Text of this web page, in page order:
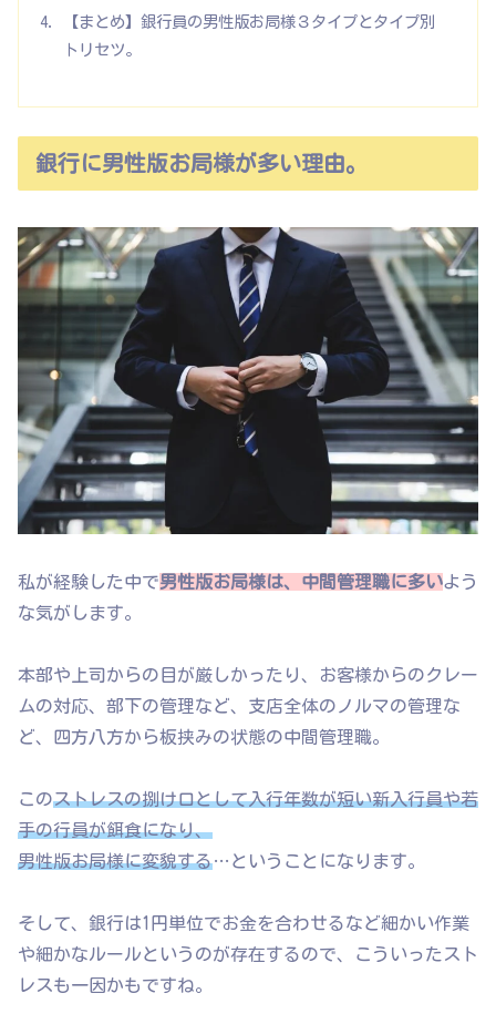
【まとめ】銀行員の男性版お局様３タイプとタイプ別
トリセツ。
銀行に男性版お局様が多い理由。
私が経験した中で男性版お局様は、中間管理職に多いよう
な気がします。
本部や上司からの目が厳しかったり、お客様からのクレー
ムの対応、部下の管理など、支店全体のノルマの管理な
ど、四方八方から板挟みの状態の中間管理職。
このストレスの捌け口として入行年数が短い新入行員や若
手の行員が餌食になり、
男性版お局様に変貌する…ということになります。
そして、銀行は1円単位でお金を合わせるなど細かい作業
や細かなルールというのが存在するので、こういったスト
レスも一因かもですね。